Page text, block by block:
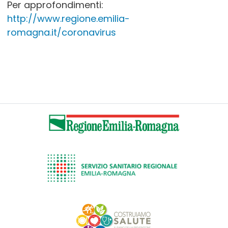
Per approfondimenti:
http://www.regione.emilia-
romagna.it/coronavirus